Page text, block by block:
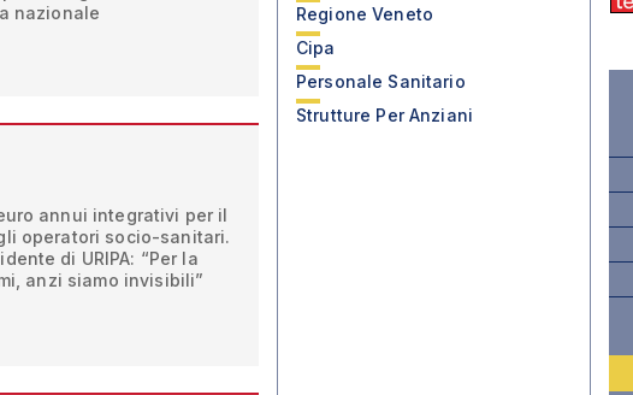
nazionale
annui integrativi per il
operatori socio-sanitari.
di URIPA: “Per la
anzi siamo invisibili”
Regione Veneto
Cipa
Personale Sanitario
Strutture Per Anziani